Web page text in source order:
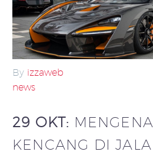
By izzaweb
news
29 OKT:
KENCANG DI